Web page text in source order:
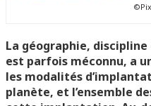
La géographie,
est parfois méconnu, a
les modalités
planète, et l’ensemble